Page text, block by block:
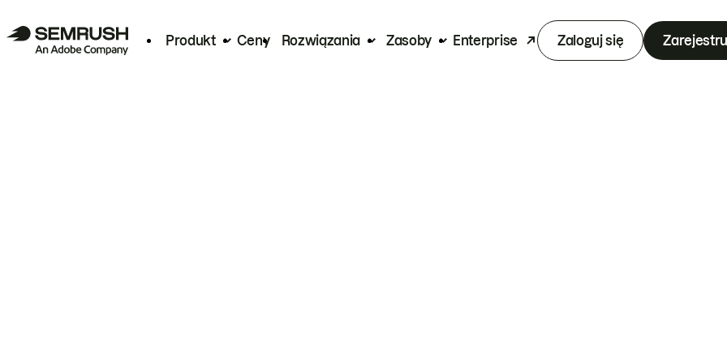
Produkt Ceny Rozwiązania Zasoby Enterprise Zaloguj się